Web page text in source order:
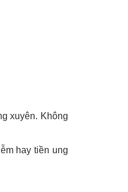
xuyên. Không
hay tiền ung